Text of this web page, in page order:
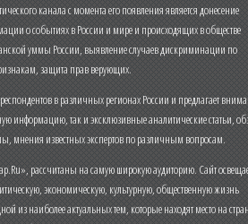
канала с момента его появления является донесение
о событиях в России и мире и происходящих в обществе
уммы России, выявление случаев дискриминации по
защита прав верующих.
в различных регионах России и предлагает
информацию, так и эксклюзивные аналитические статьи,
мнения известных экспертов по различным вопросам.
рассчитаны на самую широкую аудиторию. Сайт
экономическую, культурную, общественную жизнь
из наиболее актуальных тем, которые находят место на